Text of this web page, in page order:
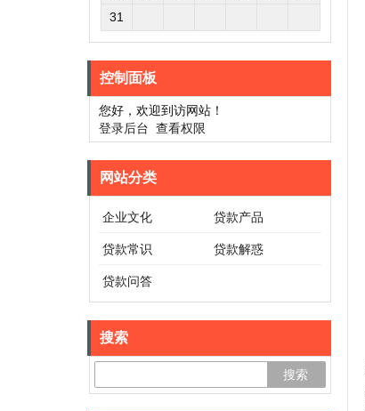
31
控制面板
您好，欢迎到访网站！
登录后台 查看权限
网站分类
企业文化 贷款产品
贷款常识 贷款解惑
贷款问答
搜索